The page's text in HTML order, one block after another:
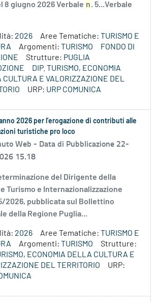
8 giugno 2026 Verbale n. 5...Verbale
2026 Aree Tematiche: TURISMO E
Argomenti: TURISMO
FONDO DI
Strutture: PUGLIA
DIP. TURISMO, ECONOMIA
CULTURA E VALORIZZAZIONE DEL
URP: URP COMUNICA
2026 per l’erogazione di contributi alle
turistiche pro loco
Web - Data di Pubblicazione 22-
15.18
del Dirigente della
Turismo e Internazionalizzazione
2026, pubblicata sul Bollettino
della Regione Puglia...
2026 Aree Tematiche: TURISMO E
Argomenti: TURISMO
Strutture:
ECONOMIA DELLA CULTURA E
DEL TERRITORIO
URP: